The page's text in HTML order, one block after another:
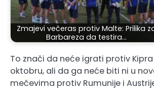
Zmajevi večeras protiv Malte: Prilika
Barbareza da testira…
To znači da neće igrati protiv
oktobru, ali da ga neće biti ni u
mečevima protiv Rumunije i